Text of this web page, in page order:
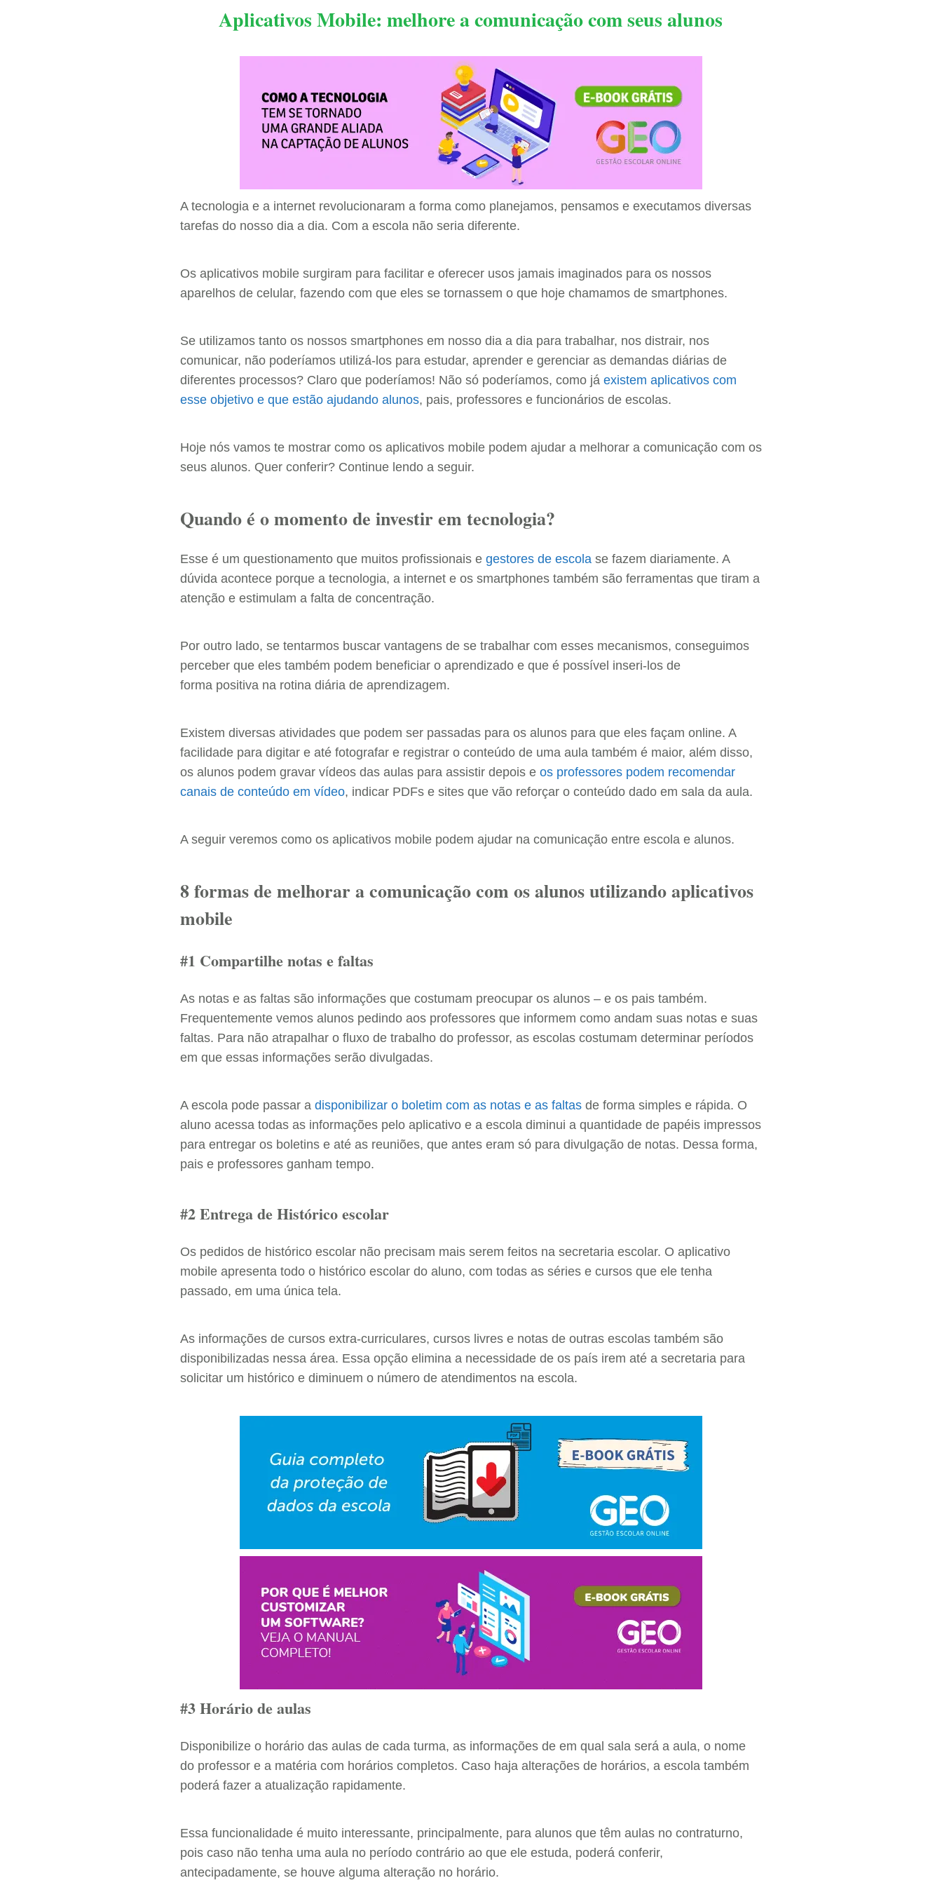
Aplicativos Mobile: melhore a comunicação com seus alunos
A tecnologia e a internet revolucionaram a forma como planejamos, pensamos e executamos diversas
tarefas do nosso dia a dia. Com a escola não seria diferente.
Os aplicativos mobile surgiram para facilitar e oferecer usos jamais imaginados para os nossos
aparelhos de celular, fazendo com que eles se tornassem o que hoje chamamos de smartphones.
Se utilizamos tanto os nossos smartphones em nosso dia a dia para trabalhar, nos distrair, nos
comunicar, não poderíamos utilizá-los para estudar, aprender e gerenciar as demandas diárias de
diferentes processos? Claro que poderíamos! Não só poderíamos, como já existem aplicativos com
esse objetivo e que estão ajudando alunos, pais, professores e funcionários de escolas.
Hoje nós vamos te mostrar como os aplicativos mobile podem ajudar a melhorar a comunicação com os
seus alunos. Quer conferir? Continue lendo a seguir.
Quando é o momento de investir em tecnologia?
Esse é um questionamento que muitos profissionais e gestores de escolase fazem diariamente. A
dúvida acontece porque a tecnologia, a internet e os smartphones também são ferramentas que tiram a
atenção e estimulam a falta de concentração.
Por outro lado, se tentarmos buscar vantagens de se trabalhar com esses mecanismos, conseguimos
perceber que eles também podem beneficiar o aprendizado e que é possível inseri-los de
forma positiva na rotina diária de aprendizagem.
Existem diversas atividades que podem ser passadas para os alunos para que eles façam online. A
facilidade para digitar e até fotografar e registrar o conteúdo de uma aula também é maior, além disso,
os alunos podem gravar vídeos das aulas para assistir depois e os professores podem recomendar
canais de conteúdo em vídeo, indicar PDFs e sites que vão reforçar o conteúdo dado em sala da aula.
A seguir veremos como os aplicativos mobile podem ajudar na comunicação entre escola e alunos.
8 formas de melhorar a comunicação com os alunos utilizando aplicativos
mobile
#1 Compartilhe notas e faltas
As notas e as faltas são informações que costumam preocupar os alunos – e os pais também.
Frequentemente vemos alunos pedindo aos professores que informem como andam suas notas e suas
faltas. Para não atrapalhar o fluxo de trabalho do professor, as escolas costumam determinar períodos
em que essas informações serão divulgadas.
A escola pode passar a disponibilizar o boletim com as notas e as faltasde forma simples e rápida. O
aluno acessa todas as informações pelo aplicativo e a escola diminui a quantidade de papéis impressos
para entregar os boletins e até as reuniões, que antes eram só para divulgação de notas. Dessa forma,
pais e professores ganham tempo.
#2 Entrega de Histórico escolar
Os pedidos de histórico escolar não precisam mais serem feitos na secretaria escolar. O aplicativo
mobile apresenta todo o histórico escolar do aluno, com todas as séries e cursos que ele tenha
passado, em uma única tela.
As informações de cursos extra-curriculares, cursos livres e notas de outras escolas também são
disponibilizadas nessa área. Essa opção elimina a necessidade de os país irem até a secretaria para
solicitar um histórico e diminuem o número de atendimentos na escola.
#3 Horário de aulas
Disponibilize o horário das aulas de cada turma, as informações de em qual sala será a aula, o nome
do professor e a matéria com horários completos. Caso haja alterações de horários, a escola também
poderá fazer a atualização rapidamente.
Essa funcionalidade é muito interessante, principalmente, para alunos que têm aulas no contraturno,
pois caso não tenha uma aula no período contrário ao que ele estuda, poderá conferir,
antecipadamente, se houve alguma alteração no horário.